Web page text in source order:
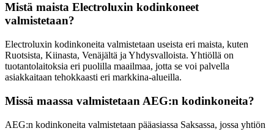
Mistä maista Electroluxin kodinkoneet
valmistetaan?
Electroluxin kodinkoneita valmistetaan useista eri maista, kuten
Ruotsista, Kiinasta, Venäjältä ja Yhdysvalloista. Yhtiöllä on
tuotantolaitoksia eri puolilla maailmaa, jotta se voi palvella
asiakkaitaan tehokkaasti eri markkina-alueilla.
Missä maassa valmistetaan AEG:n kodinkoneita?
AEG:n kodinkoneita valmistetaan pääasiassa Saksassa, jossa yhtiön